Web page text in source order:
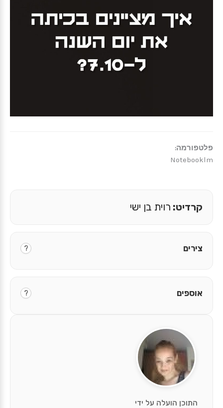
פלטפורמה:
Notebooklm
התוכן הועלה על ידי
קרדיט: רוית בן ישי
צירים ?
אוספים ?